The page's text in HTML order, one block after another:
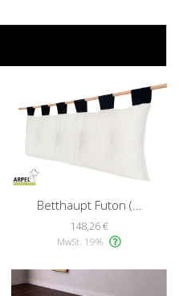
Betthaupt Futon (...
148,26 €
MwSt. 19%